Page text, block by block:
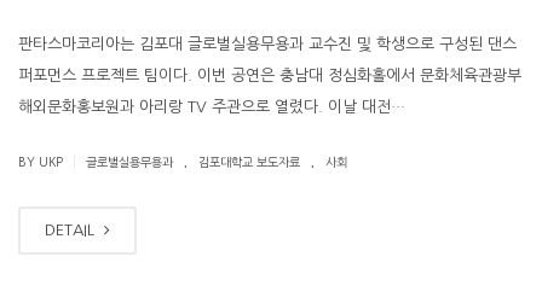
판타스마코리아는 김포대 글로벌실용무용과 교수진 및 학생으로 구성된 댄스
퍼포먼스 프로젝트 팀이다. 이번 공연은 충남대 정심화홀에서 문화체육관광부
해외문화홍보원과 아리랑 TV 주관으로 열렸다. 이날 대전…
BY UKP 글로벌실용무용과 김포대학교 보도자료 사회
DETAIL